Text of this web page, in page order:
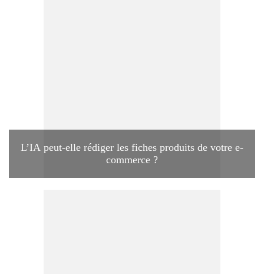
L’IA peut-elle rédiger les fiches produits de votre e-
commerce ?